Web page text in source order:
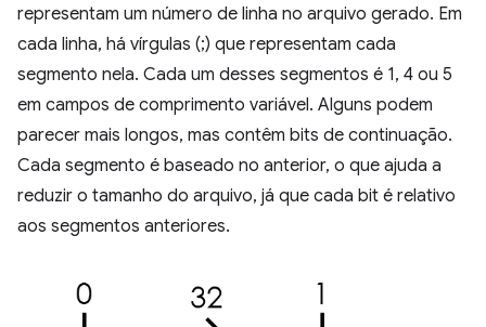
representam um número de linha no arquivo gerado. Em
cada linha, há vírgulas (;) que representam cada
segmento nela. Cada um desses segmentos é 1, 4 ou 5
em campos de comprimento variável. Alguns podem
parecer mais longos, mas contêm bits de continuação.
Cada segmento é baseado no anterior, o que ajuda a
reduzir o tamanho do arquivo, já que cada bit é relativo
aos segmentos anteriores.